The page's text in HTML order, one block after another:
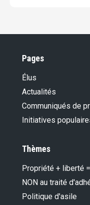
Pages
Élus
Actualités
Communiqués de
Initiatives
Thèmes
Propriété + liberté
NON au traité
Politique d'asile